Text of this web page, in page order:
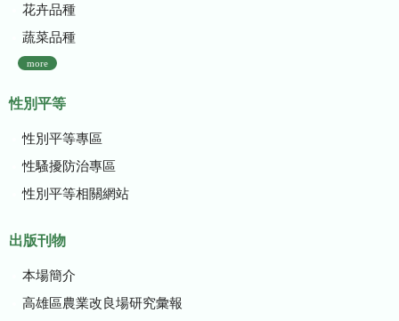
花卉品種
蔬菜品種
more
性別平等
性別平等專區
性騷擾防治專區
性別平等相關網站
出版刊物
本場簡介
高雄區農業改良場研究彙報